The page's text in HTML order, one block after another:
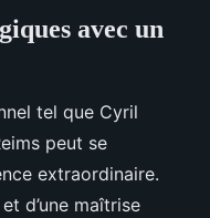
avec un
tel que Cyril
peut se
extraordinaire.
d’une maîtrise